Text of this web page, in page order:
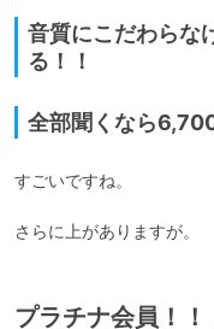
音質にこだわらな
る！！
全部聞くなら
すごいですね。
さらに上がありますが。
プラチナ会員！！